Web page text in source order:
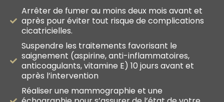
Arrêter de fumer au moins deux mois avant et
après pour éviter tout risque de complications
cicatricielles.
Suspendre les traitements favorisant le
saignement (aspirine, anti-inflammatoires,
anticoagulants, vitamine E) 10 jours avant et
après l’intervention
Réaliser une mammographie et une